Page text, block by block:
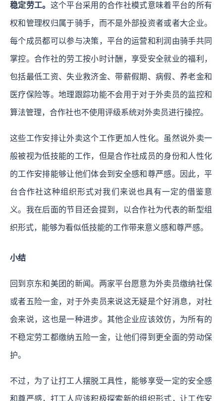
稳定劳工。 这个平台采用的合作社模式意味着平台的所有
权和管理权归属于骑手，而不是外部投资者或者大企业。
每个成员都可以参与决策，平台的运营和利润由骑手共同
掌控。合作社的劳工按小时计酬，享受安全就业的福利，
包括最低工资、失业救济金、带薪假期、病假、养老金和
医疗保险等。地理跟踪功能不会用于对于外卖员的监控和
算法管理，合作社也不使用评级系统对外卖员进行操控。
这些工作安排让外卖这个工作更加人性化。虽然说外卖一
般被视为低技能的工作，但是合作社成员的身份和人性化
的工作安排能够让他们体会到安全感和尊严感。因此，平
台合作社这种组织形式对我们来说也具有一定的借鉴意
义。我在后面的节目还会提到，以合作社为代表的新型组
织形式，能够为看似低技能的工作带来意义感和尊严感。
小结
回到京东和美团的新闻。两家平台愿意为外卖员缴纳社保
或者五险一金，对于外卖员来说这无疑是个好消息，对社
会来说，这也是一种进步。其他企业应该效仿，为所有的
不稳定劳工都缴纳五险一金，让他们得到更全面的劳动保
护。
不过，为了让打工人摆脱工具性，能够享受一定的安全感
和尊严感，打工人应该积极探索新的组织形式，让工作安